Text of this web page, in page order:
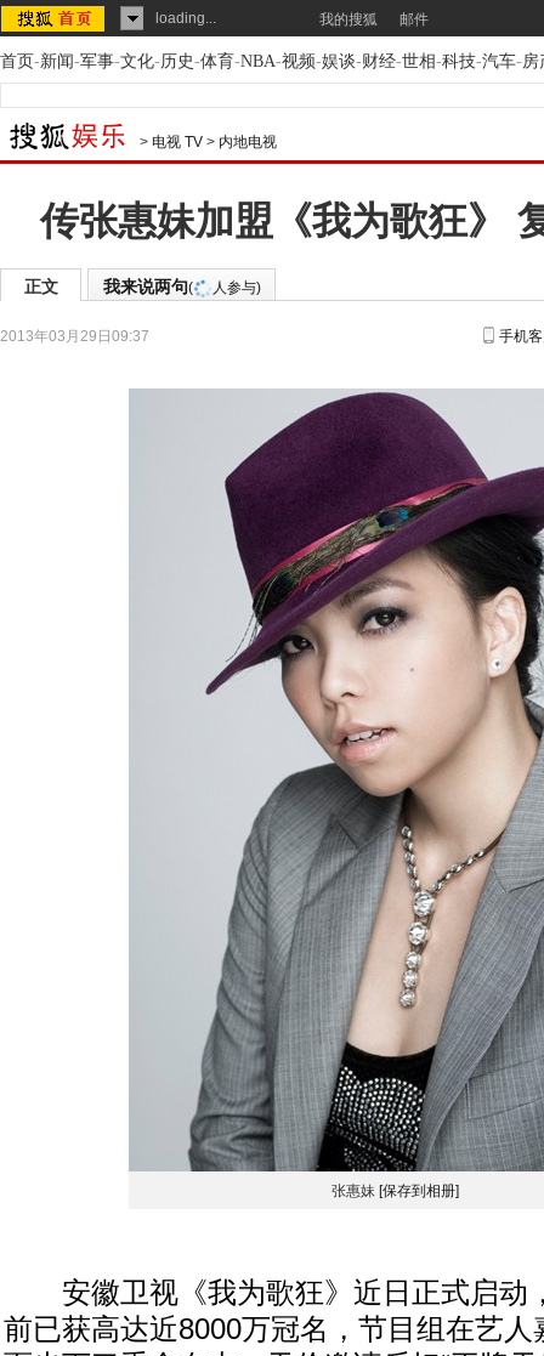
loading... 我的搜狐 邮件
首页-新闻-军事-文化-历史-体育-NBA-视频-娱谈-财经-世相-科技-汽车-房
> 电视 TV > 内地电视
传张惠妹加盟《我为歌狂》
正文 我来说两句( 人参与)
2013年03月29日09:37 手机
张惠妹 [保存到相册]
安徽卫视《我为歌狂》近日正式启动
前已获高达近8000万冠名，节目组在艺